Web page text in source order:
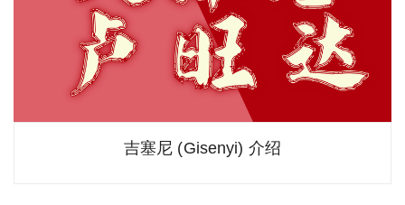
吉塞尼 (Gisenyi) 介绍